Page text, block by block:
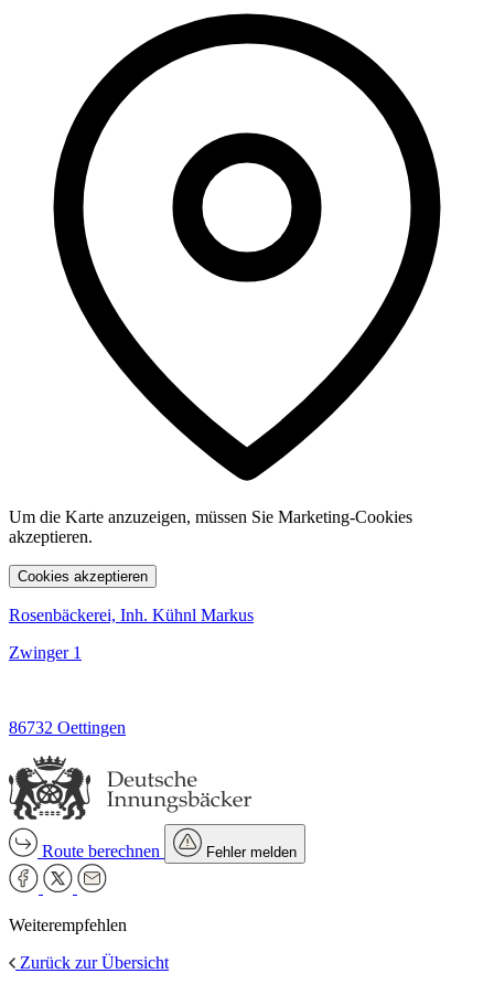
Um die Karte anzuzeigen, müssen Sie Marketing-Cookies
akzeptieren.
Cookies akzeptieren
Rosenbäckerei, Inh. Kühnl Markus
Zwinger 1
86732 Oettingen
Route berechnen Fehler melden
Weiterempfehlen
Zurück zur Übersicht